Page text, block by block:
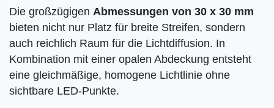
Die großzügigen Abmessungen von 30 x 30 mm
bieten nicht nur Platz für breite Streifen, sondern
auch reichlich Raum für die Lichtdiffusion. In
Kombination mit einer opalen Abdeckung entsteht
eine gleichmäßige, homogene Lichtlinie ohne
sichtbare LED-Punkte.